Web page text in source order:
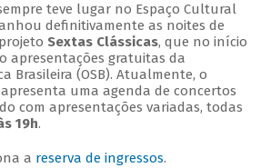
teve lugar no Espaço Cultural
definitivamente as noites de
Sextas Clássicas, que no início
apresentações gratuitas da
Brasileira (OSB). Atualmente, o
uma agenda de concertos
com apresentações variadas, todas
19h.
a reserva de ingressos.